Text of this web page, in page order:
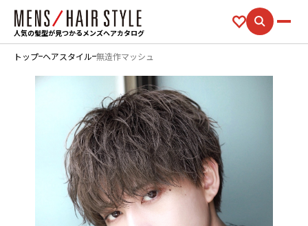
人気の髪型が見つかるメンズヘアカタログ
トップ ヘアスタイル 無造作マッシュ